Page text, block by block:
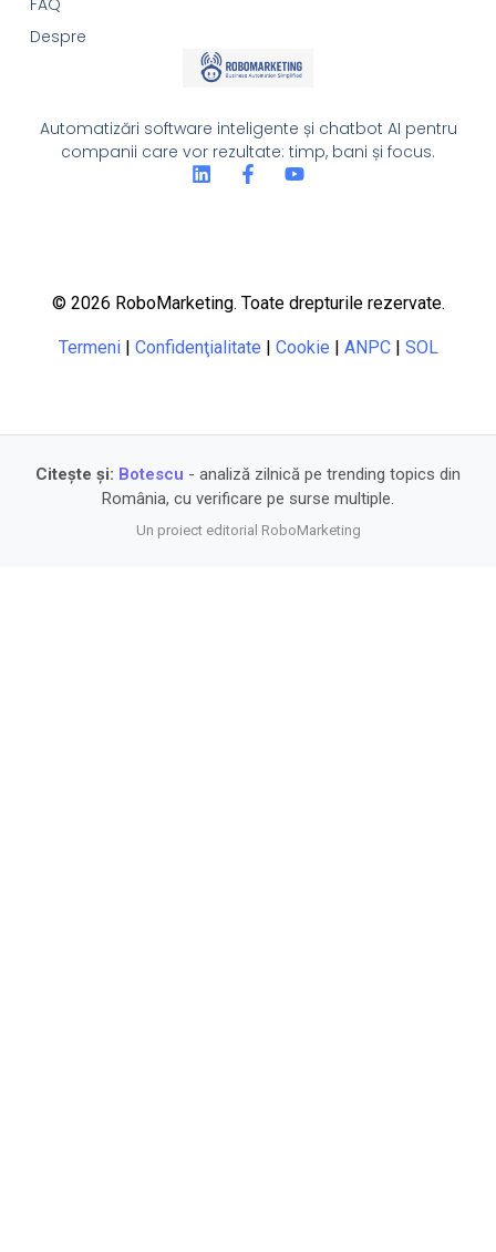
Automatizări software inteligente și chatbot AI pentru
companii care vor rezultate: timp, bani și focus.
FAQ
Despre
© 2026 RoboMarketing. Toate drepturile rezervate.
Termeni| Confidenţialitate | Cookie | ANPC| SOL
Citește și: Botescu - analiză zilnică pe trending topics din
România, cu verificare pe surse multiple.
Un proiect editorial RoboMarketing